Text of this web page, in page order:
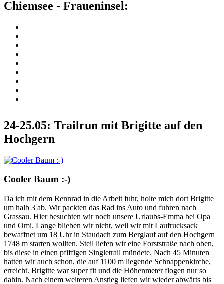
Chiemsee - Fraueninsel:
24-25.05: Trailrun mit Brigitte auf den
Hochgern
Cooler Baum :-)
Da ich mit dem Rennrad in die Arbeit fuhr, holte mich dort Brigitte
um halb 3 ab. Wir packten das Rad ins Auto und fuhren nach
Grassau. Hier besuchten wir noch unsere Urlaubs-Emma bei Opa
und Omi. Lange blieben wir nicht, weil wir mit Laufrucksack
bewaffnet um 18 Uhr in Staudach zum Berglauf auf den Hochgern
1748 m starten wollten. Steil liefen wir eine Forststraße nach oben,
bis diese in einen pfiffigen Singletrail mündete. Nach 45 Minuten
hatten wir auch schon, die auf 1100 m liegende Schnappenkirche,
erreicht. Brigitte war super fit und die Höhenmeter flogen nur so
dahin. Nach einem weiteren Anstieg liefen wir wieder abwärts bis